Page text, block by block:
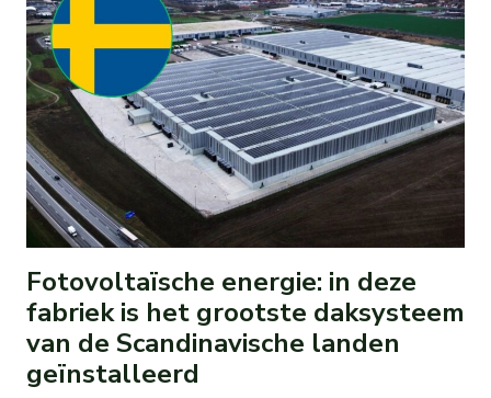
Fotovoltaïsche energie: in deze
fabriek is het grootste daksysteem
van de Scandinavische landen
geïnstalleerd